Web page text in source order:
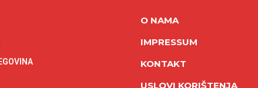
O NAMA
IMPRESSUM
KONTAKT
USLOVI KORIŠTENJA